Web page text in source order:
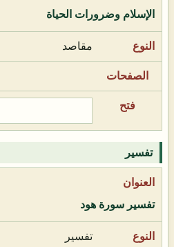
الإسلام وضرورات الحياة
مقاصد
تفسير
تفسير سورة هود
تفسير